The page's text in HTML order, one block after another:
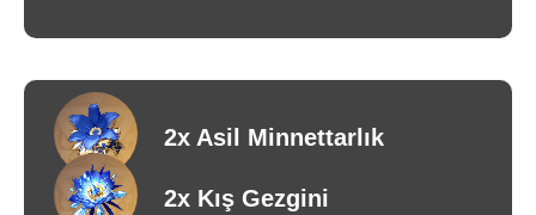
2x Asil Minnettarlık
2x Kış Gezgini